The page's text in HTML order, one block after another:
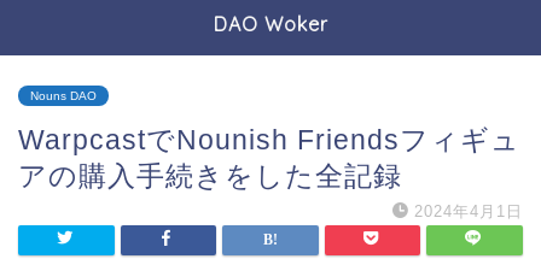
DAO Woker
Nouns DAO
WarpcastでNounish Friendsフィギュ
アの購入手続きをした全記録
2024年4月1日